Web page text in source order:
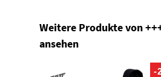
Produktgalerie überspringen
Weitere Produkte von
ansehen
-